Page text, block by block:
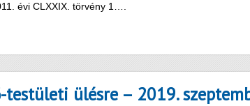
évi CLXXIX. törvény 1….
testületi ülésre – 2019.